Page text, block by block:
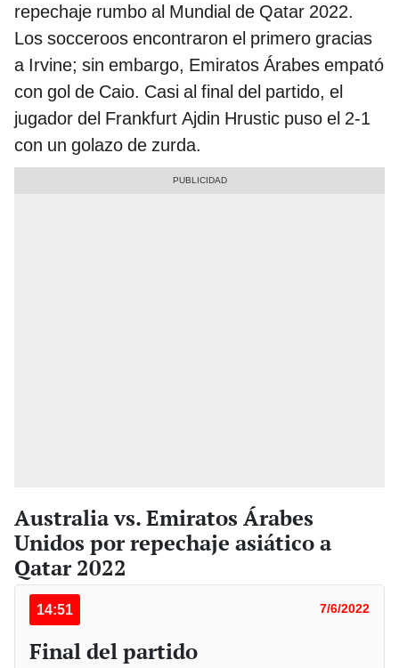
repechaje rumbo al Mundial de Qatar 2022.
Los socceroos encontraron el primero gracias
a Irvine; sin embargo, Emiratos Árabes empató
con gol de Caio. Casi al final del partido, el
jugador del Frankfurt Ajdin Hrustic puso el 2-1
con un golazo de zurda.
Australia vs. Emiratos Árabes
Unidos por repechaje asiático a
Qatar 2022
14:51 7/6/2022
Final del partido